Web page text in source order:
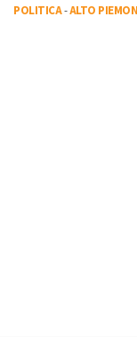
POLITICA-ALTO